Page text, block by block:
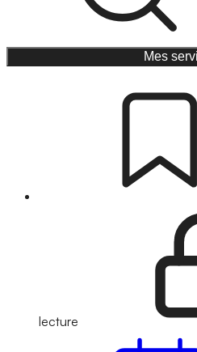
Mes
lecture